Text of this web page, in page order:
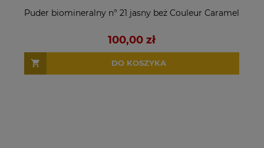
Puder biomineralny n° 21 jasny beż Couleur Caramel
100,00 zł
DO KOSZYKA